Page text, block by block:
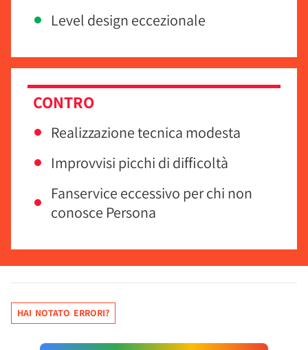
Level design eccezionale
CONTRO
Realizzazione tecnica modesta
Improvvisi picchi di difficoltà
Fanservice eccessivo per chi non
conosce Persona
HAI NOTATO ERRORI?